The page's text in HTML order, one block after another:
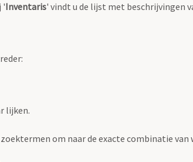
'Inventaris' vindt u de lijst met beschrijvingen
lijken.
om naar de exacte combinatie van